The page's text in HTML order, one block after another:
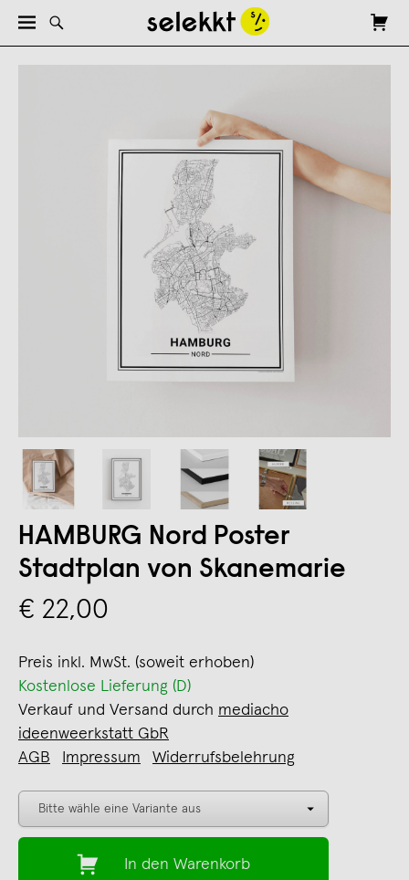
HAMBURG Nord Poster
Stadtplan von Skanemarie
€ 22,00
Preis inkl. MwSt. (soweit erhoben)
Kostenlose Lieferung (D)
Verkauf und Versand durch mediacho
ideenweerkstatt GbR
AGB
Impressum Widerrufsbelehrung
In den Warenkorb